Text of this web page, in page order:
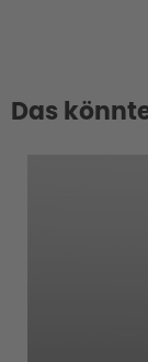
Das